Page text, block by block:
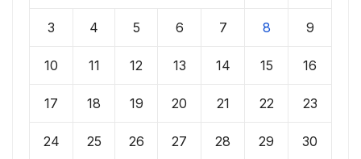
3 4 5 6 7 8 9
10 11 12 13 14 15 16
17 18 19 20 21 22 23
24 25 26 27 28 29 30